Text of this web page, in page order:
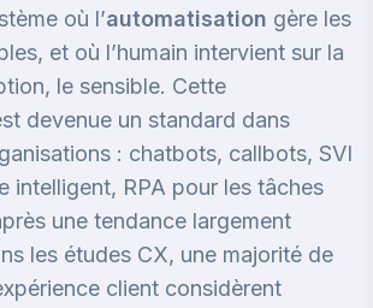
où l’automatisation gère les
et où l’humain intervient sur la
le sensible. Cette
devenue un standard dans
: chatbots, callbots, SVI
intelligent, RPA pour les tâches
une tendance largement
les études CX, une majorité de
client considèrent